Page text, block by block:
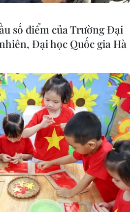
nhắc hỗ trợ nhiều hơn
tìm kiếm thanh khoản khẩn cấp
qua sau sự thất bại của ngân
và ngân hàng Signature Bank.
số điểm của Trường Đại
Đại học Quốc gia Hà